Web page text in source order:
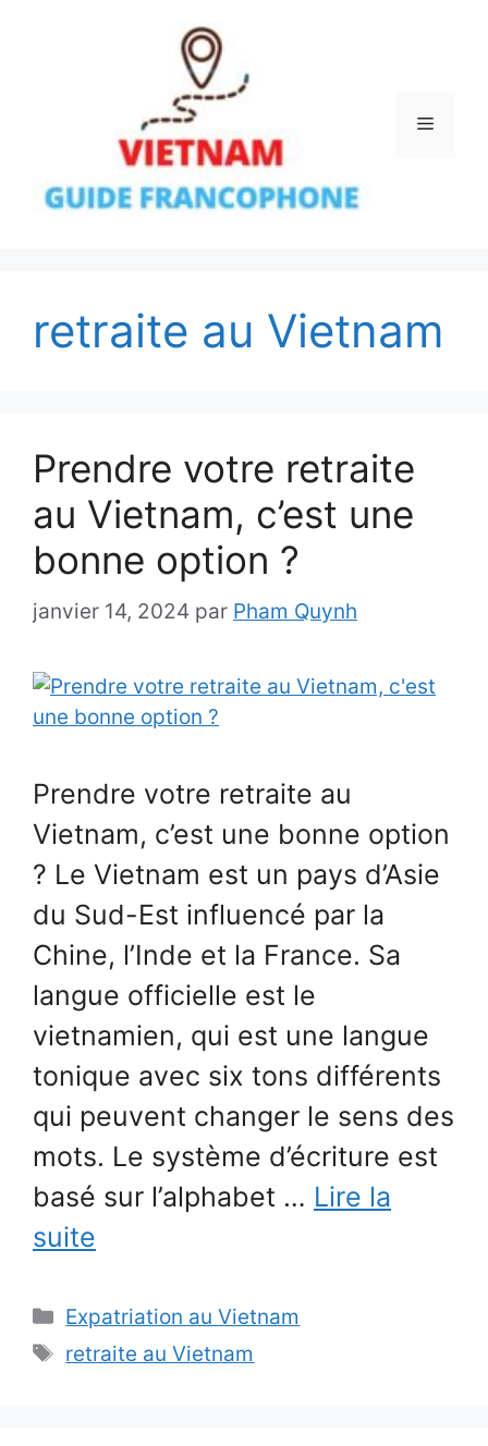
Menu
retraite au Vietnam
Prendre votre retraite
au Vietnam, c’est une
bonne option ?
janvier 14, 2024 par Pham Quynh
Prendre votre retraite au
Vietnam, c’est une bonne option
? Le Vietnam est un pays d’Asie
du Sud-Est influencé par la
Chine, l’Inde et la France. Sa
langue officielle est le
vietnamien, qui est une langue
tonique avec six tons différents
qui peuvent changer le sens des
mots. Le système d’écriture est
basé sur l’alphabet … Lire la
suite
Catégories
Expatriation au Vietnam
Étiquettes
retraite au Vietnam